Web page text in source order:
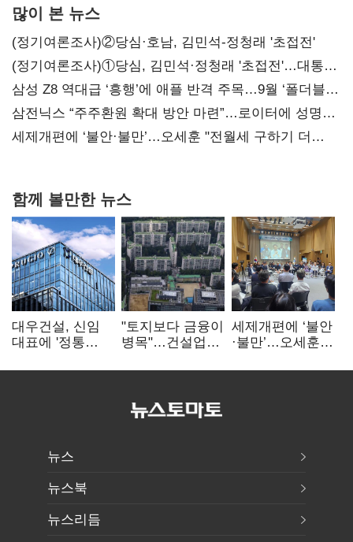
많이 본 뉴스
(정기여론조사)②당심·호남, 김민석-정청래 '초접전'
(정기여론조사)①당심, 김민석·정청래 '초접전'…대통령
지지도 '50% 아래로'(종합)
삼성 Z8 역대급 ‘흥행’에 애플 반격 주목…9월 ‘폴더블
대전’
삼전닉스 “주주환원 확대 방안 마련”…로이터에 성명
보내
세제개편에 ‘불안·불만’…오세훈 "전월세 구하기 더
함께 볼만한 뉴스
대우건설, 신임
대표에 '정통
부사장 내정
"토지보다 금융이
병목"…건설업계,
해소 목소리
세제개편에 ‘불안
·불만’…오세훈
더 힘들어질 것"
뉴스
뉴스북
뉴스리듬